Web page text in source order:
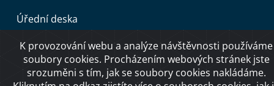
Úřední deska
Copyright © 2026 Ministerstvo dopravy ČR
K provozování webu a analýze návštěvnosti používáme
soubory cookies. Procházením webových stránek jste
srozuměni s tím, jak se soubory cookies nakládáme.